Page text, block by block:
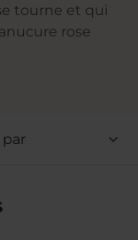
tourne et qui
rose
et féminine
pour sublimer
plus claires aux
par